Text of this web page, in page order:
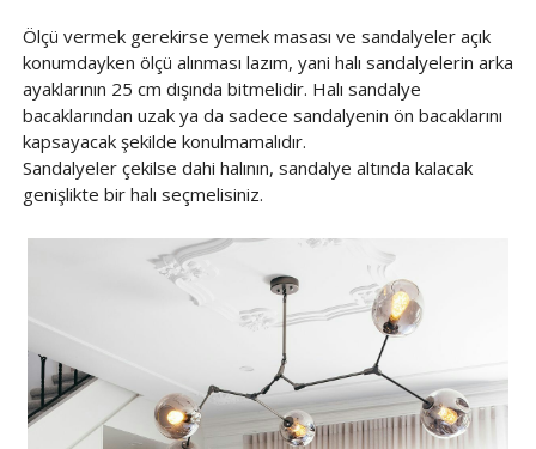
Ölçü vermek gerekirse yemek masası ve sandalyeler açık
konumdayken ölçü alınması lazım, yani halı sandalyelerin arka
ayaklarının 25 cm dışında bitmelidir. Halı sandalye
bacaklarından uzak ya da sadece sandalyenin ön bacaklarını
kapsayacak şekilde konulmamalıdır.
Sandalyeler çekilse dahi halının, sandalye altında kalacak
genişlikte bir halı seçmelisiniz.